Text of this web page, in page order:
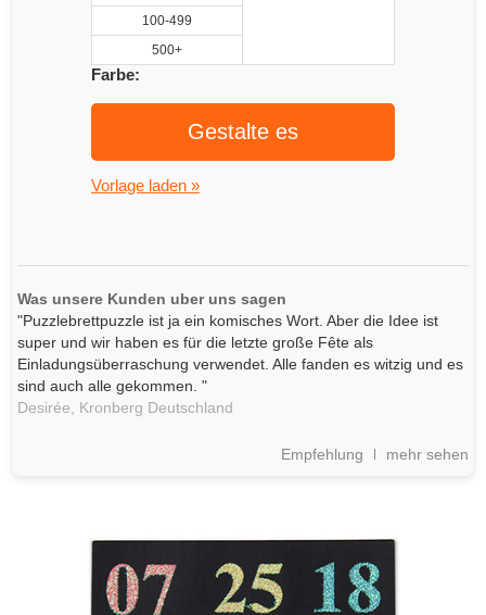
100-499
500+
Farbe:
Gestalte es
Vorlage laden »
Was unsere Kunden uber uns sagen
"Puzzlebrettpuzzle ist ja ein komisches Wort. Aber die Idee ist
super und wir haben es für die letzte große Fête als
Einladungsüberraschung verwendet. Alle fanden es witzig und es
sind auch alle gekommen. "
Desirée,
Kronberg Deutschland
Empfehlung mehr sehen